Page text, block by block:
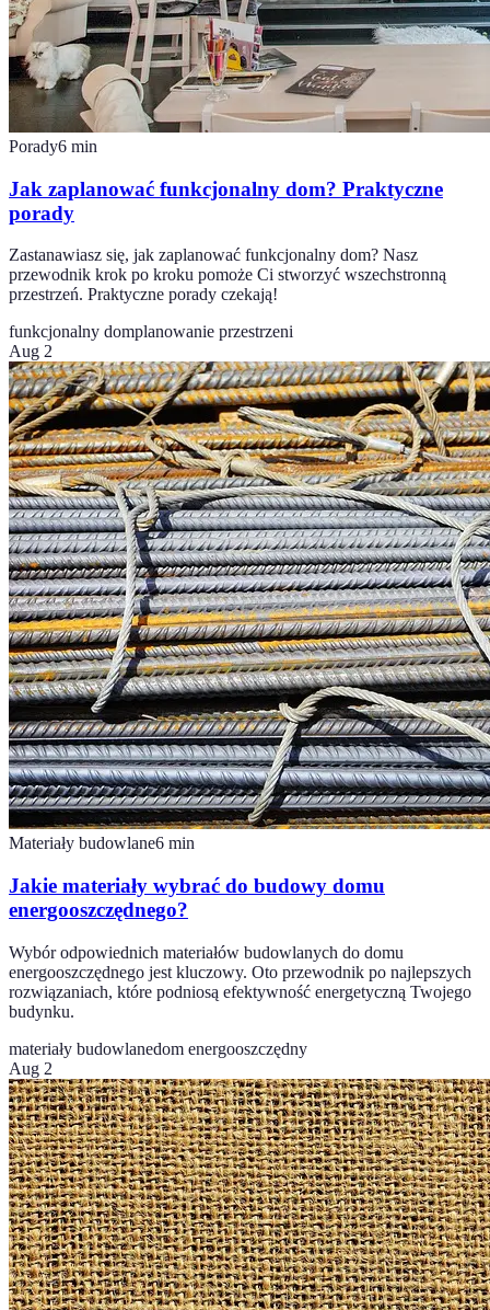
Porady6 min
Jak zaplanować funkcjonalny dom? Praktyczne
porady
Zastanawiasz się, jak zaplanować funkcjonalny dom? Nasz
przewodnik krok po kroku pomoże Ci stworzyć wszechstronną
przestrzeń. Praktyczne porady czekają!
funkcjonalny domplanowanie przestrzeni
Aug 2
Materiały budowlane6 min
Jakie materiały wybrać do budowy domu
energooszczędnego?
Wybór odpowiednich materiałów budowlanych do domu
energooszczędnego jest kluczowy. Oto przewodnik po najlepszych
rozwiązaniach, które podniosą efektywność energetyczną Twojego
budynku.
materiały budowlanedom energooszczędny
Aug 2